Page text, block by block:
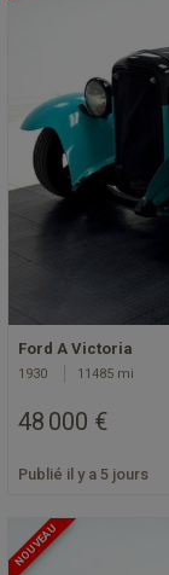
Ford A Victoria
1930 11485 mi
48 000 €
Publié il y a 5 jours
NOUVEAU